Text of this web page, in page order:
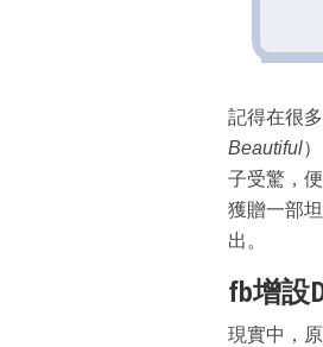
記得在很
Beautiful
子受驚，
獲贈一部
出。
fb增設
現實中，